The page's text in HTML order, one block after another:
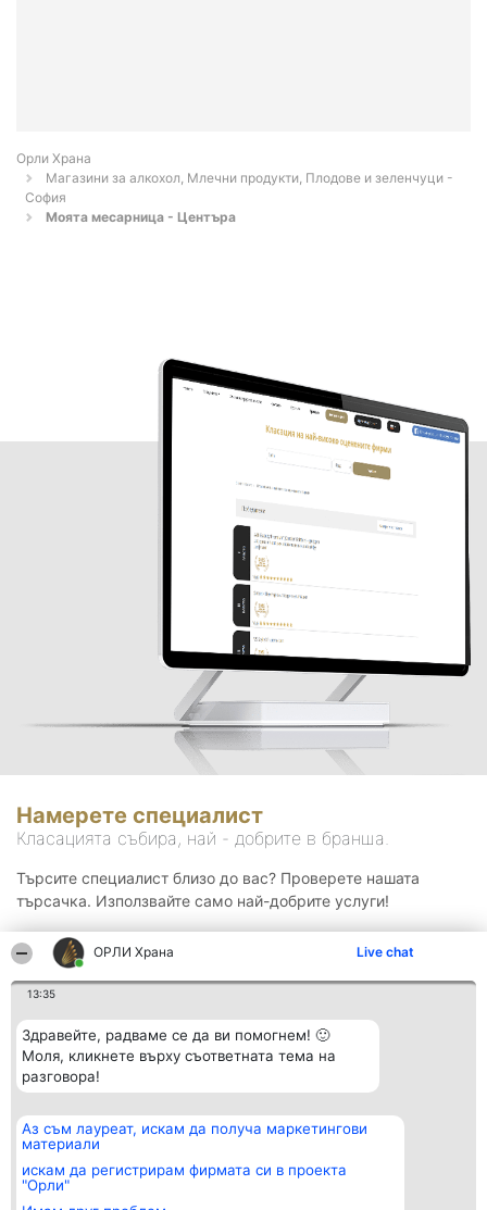
ОРЛИ Храна Live chat
13:35
Здравейте, радваме се да ви помогнем! 🙂
Моля, кликнете върху съответната тема на
разговора!
Аз съм лауреат, искам да получа маркетингови
материали
искам да регистрирам фирмата си в проекта
"Орли"
Орли Храна
Магазини за алкохол, Млечни продукти, Плодове и зеленчуци -
София
Моята месарница - Центъра
Намерете специалист
Класацията събира, най - добрите в бранша.
Търсите специалист близо до вас? Проверете нашата
търсачка. Използвайте само най-добрите услуги!
Организатор на
класиране
BulevardulAleea Timișul De
Sus Nr. 2, Bl. A30, Sc. A, Et.
Класация
всички
Контакти